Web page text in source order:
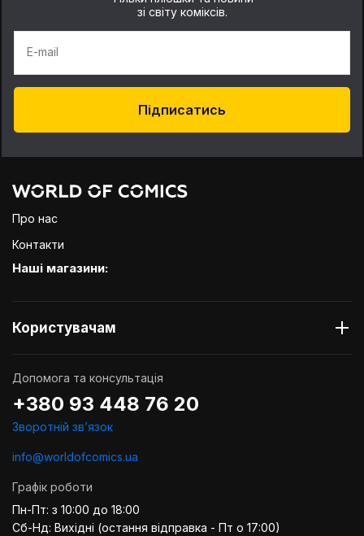
зі світу коміксів.
E-mail
Підписатись
Про нас
Контакти
Наші магазини:
Користувачам
Допомога та консультація
+380 93 448 76 20
Зворотній звʼязок
info@worldofcomics.ua
Графік роботи
Пн-Пт: з 10:00 до 18:00
Сб-Нд: Вихідні (остання відправка - Пт о 17:00)